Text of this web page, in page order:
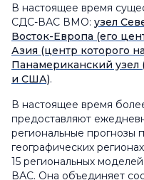
В настоящее время
СДС-ВАС ВМО: узел
Восток-Европа (его
Азия (центр которого
Панамериканский
и США).
В настоящее время
предоставляют
региональные прогнозы
географических
15 региональных
ВАС. Она объединяет